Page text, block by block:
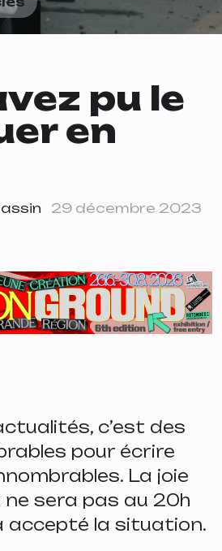
pu le
en
29 décembre 2023
c’est des
pour écrire
La joie
ne sera pas au 20h
accepté la situation.